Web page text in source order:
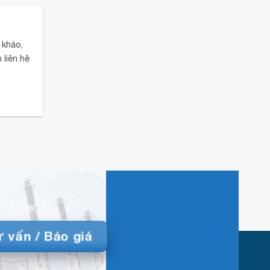
liên hệ
vấn / Báo giá